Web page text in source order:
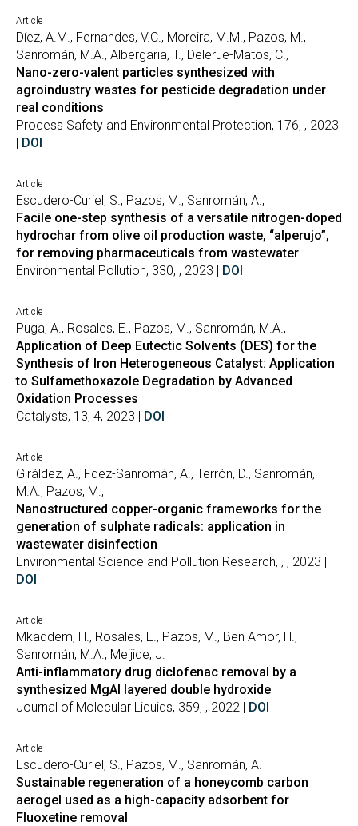
Article
Díez, A.M., Fernandes, V.C., Moreira, M.M., Pazos, M.,
Sanromán, M.A., Albergaria, T., Delerue-Matos, C.,
Nano-zero-valent particles synthesized with
agroindustry wastes for pesticide degradation under
real conditions
Process Safety and Environmental Protection, 176, , 2023
| DOI
Article
Escudero-Curiel, S., Pazos, M., Sanromán, A.,
Facile one-step synthesis of a versatile nitrogen-doped
hydrochar from olive oil production waste, “alperujo”,
for removing pharmaceuticals from wastewater
Environmental Pollution, 330, , 2023 | DOI
Article
Puga, A., Rosales, E., Pazos, M., Sanromán, M.A.,
Application of Deep Eutectic Solvents (DES) for the
Synthesis of Iron Heterogeneous Catalyst: Application
to Sulfamethoxazole Degradation by Advanced
Oxidation Processes
Catalysts, 13, 4, 2023 | DOI
Article
Giráldez, A., Fdez-Sanromán, A., Terrón, D., Sanromán,
M.A., Pazos, M.,
Nanostructured copper-organic frameworks for the
generation of sulphate radicals: application in
wastewater disinfection
Environmental Science and Pollution Research, , , 2023 |
DOI
Article
Mkaddem, H., Rosales, E., Pazos, M., Ben Amor, H.,
Sanromán, M.A., Meijide, J.
Anti-inflammatory drug diclofenac removal by a
synthesized MgAl layered double hydroxide
Journal of Molecular Liquids, 359, , 2022 | DOI
Article
Escudero-Curiel, S., Pazos, M., Sanromán, A.
Sustainable regeneration of a honeycomb carbon
aerogel used as a high-capacity adsorbent for
Fluoxetine removal